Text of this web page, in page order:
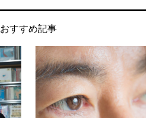
おすすめ記事